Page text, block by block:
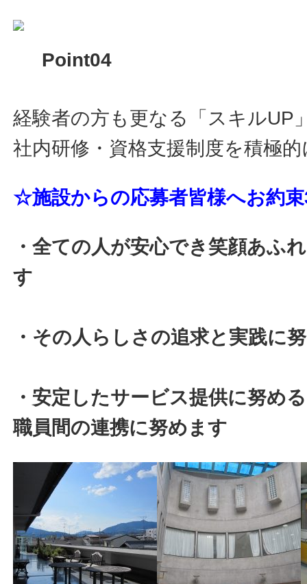
Point04
経験者の方も更なる「スキルUP
社内研修・資格支援制度を積極
☆施設からの応募者皆様へお約
・全ての人が安心でき笑顔あふ
す
・その人らしさの追求と実践に
・安定したサービス提供に努め
職員間の連携に努めます